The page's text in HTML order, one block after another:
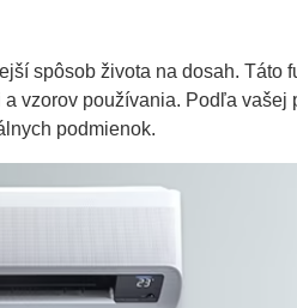
spôsob života na dosah.
vzorov používania. Podľa
podmienok.